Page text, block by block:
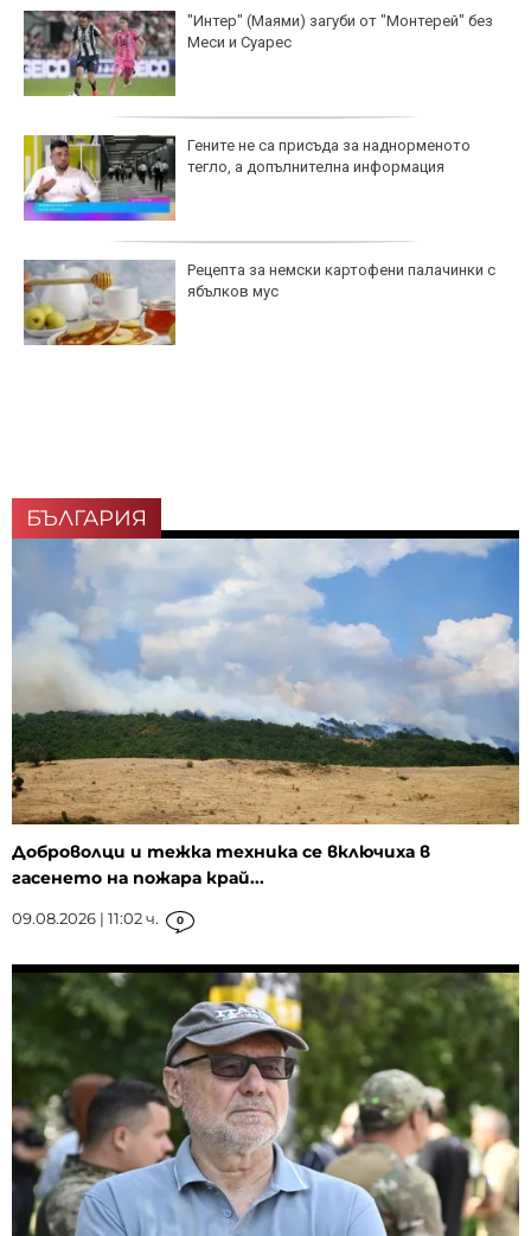
"Интер" (Маями) загуби от "Монтерей" без
Меси и Суарес
Гените не са присъда за наднорменото
тегло, а допълнителна информация
Рецепта за немски картофени палачинки с
ябълков мус
БЪЛГАРИЯ
Доброволци и тежка техника се включиха в
гасенето на пожара край...
09.08.2026 | 11:02 ч. 0